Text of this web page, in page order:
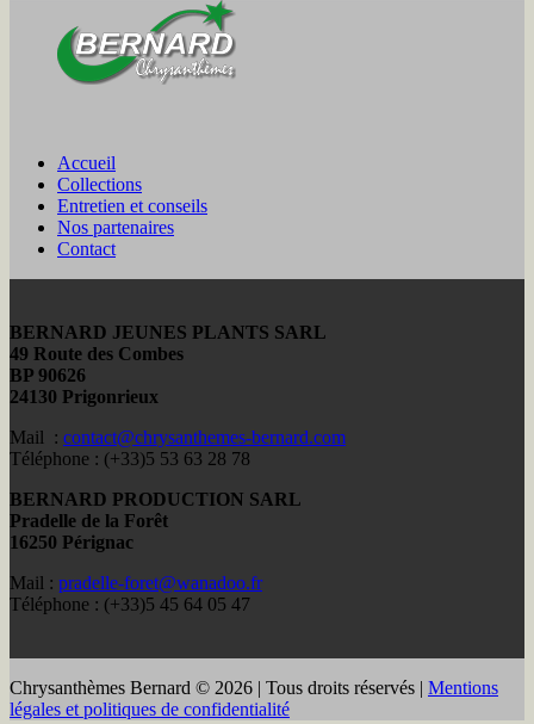
Accueil
Collections
Entretien et conseils
Nos partenaires
Contact
BERNARD JEUNES PLANTS SARL
49 Route des Combes
BP 90626
24130 Prigonrieux
Mail : contact@chrysanthemes-bernard.com
Téléphone : (+33)5 53 63 28 78
BERNARD PRODUCTION SARL
Pradelle de la Forêt
16250 Pérignac
Mail : pradelle-foret@wanadoo.fr
Téléphone : (+33)5 45 64 05 47
Chrysanthèmes Bernard © 2026 | Tous droits réservés | Mentions
légales et politiques de confidentialité